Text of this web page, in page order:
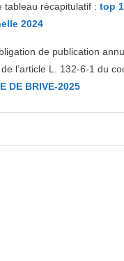
tableau récapitulatif :top
2024
de publication
l’article L. 132-6-1 du
DE BRIVE-2025